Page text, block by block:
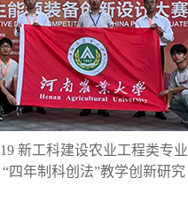
19 新工科建设农业工程类专业
“四年制科创法”教学创新研究